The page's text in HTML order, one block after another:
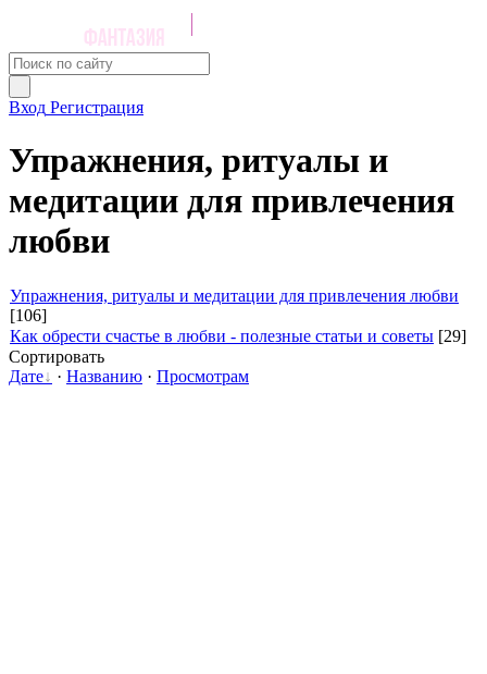
Вход Регистрация
Упражнения, ритуалы и
медитации для привлечения
любви
Упражнения, ритуалы и медитации для привлечения любви
[106]
Как обрести счастье в любви - полезные статьи и советы [29]
Сортировать
Дате
· Названию · Просмотрам